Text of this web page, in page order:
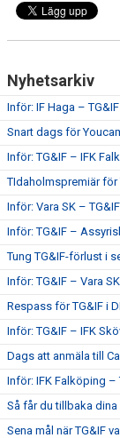
Nyhetsarkiv
Inför: IF Haga – TG&IF
Snart dags för
Inför: TG&IF – IFK
TIdaholmspremiär för
Inför: Vara SK – TG&IF
Inför: TG&IF –
Tung TG&IF-förlust i
Inför: TG&IF – Vara SK
Respass för TG&IF i
Inför: TG&IF – IFK
Dags att anmäla till
Inför: IFK Falköping –
Så får du tillbaka
Sena mål när TG&IF